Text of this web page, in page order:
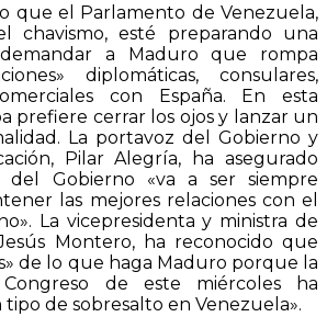
que el Parlamento de Venezuela,
chavismo, esté preparando una
a Maduro que rompa
diplomáticas, consulares,
con España. En esta
prefiere cerrar los ojos y lanzar un
La portavoz del Gobierno y
Pilar Alegría, ha asegurado
del Gobierno «va a ser siempre
las mejores relaciones con el
La vicepresidenta y ministra de
Montero, ha reconocido que
de lo que haga Maduro porque la
de este miércoles ha
de sobresalto en Venezuela».